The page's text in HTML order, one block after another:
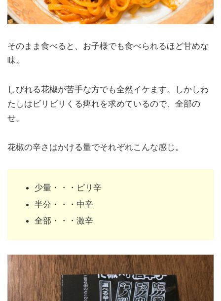
そのまま食べると、お子様でも食べられるほど甘めな
味。
しびれる花椒が苦手な方でも全然イケます。しかしわ
たしはビリビリくる痺れを求めているので、全部の
せ。
花椒の辛さはかける量でそれぞれこんな感じ。
少量・・・ピリ辛
半分・・・中辛
全部・・・激辛